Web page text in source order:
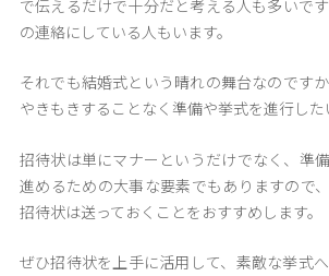
で伝えるだけで十分だと考える人も多いで
の連絡にしている人もいます。
それでも結婚式という晴れの舞台なのです
やきもきすることなく準備や挙式を進行した
招待状は単にマナーというだけでなく、準
進めるための大事な要素でもありますので
招待状は送っておくことをおすすめします。
ぜひ招待状を上手に活用して、素敵な挙式